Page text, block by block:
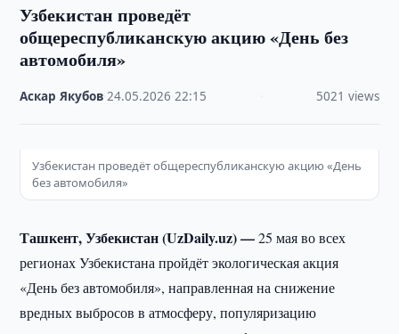
Узбекистан проведёт
общереспубликанскую акцию «День без
автомобиля»
Аскар Якубов ·24.05.2026 ·22:15 5021 views
Узбекистан проведёт общереспубликанскую акцию «День
без автомобиля»
Ташкент, Узбекистан (UzDaily.uz) —25 мая во всех
регионах Узбекистана пройдёт экологическая акция
«День без автомобиля», направленная на снижение
вредных выбросов в атмосферу, популяризацию